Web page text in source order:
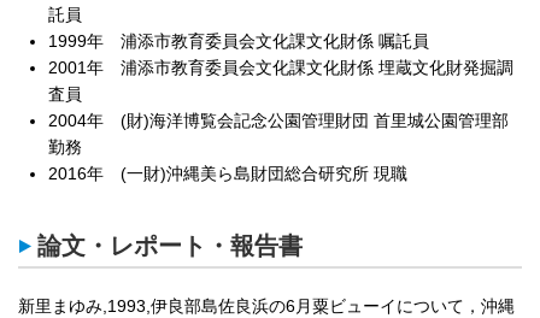
託員
1999年 浦添市教育委員会文化課文化財係 嘱託員
2001年 浦添市教育委員会文化課文化財係 埋蔵文化財発掘調
査員
2004年 (財)海洋博覧会記念公園管理財団 首里城公園管理部
勤務
2016年 (一財)沖縄美ら島財団総合研究所 現職
論文・レポート・報告書
新里まゆみ,1993,伊良部島佐良浜の6月粟ビューイについて，沖縄